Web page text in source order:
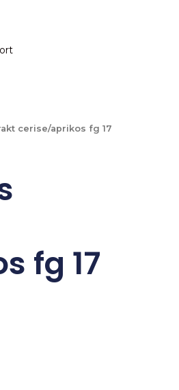
cerise/aprikos fg 17
fg 17